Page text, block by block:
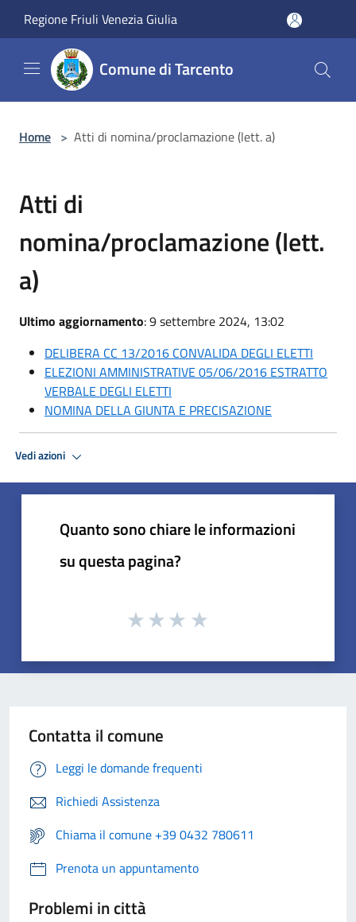
Regione Friuli Venezia Giulia
Comune di Tarcento
Home > Atti di nomina/proclamazione (lett. a)
Atti di
nomina/proclamazione (lett.
a)
Ultimo aggiornamento: 9 settembre 2024, 13:02
DELIBERA CC 13/2016 CONVALIDA DEGLI ELETTI
ELEZIONI AMMINISTRATIVE 05/06/2016 ESTRATTO
VERBALE DEGLI ELETTI
NOMINA DELLA GIUNTA E PRECISAZIONE
Vedi azioni
Quanto sono chiare le informazioni
su questa pagina?
Contatta il comune
Leggi le domande frequenti
Richiedi Assistenza
Chiama il comune +39 0432 780611
Prenota un appuntamento
Problemi in città